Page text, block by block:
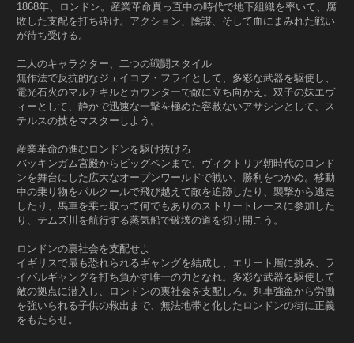
1868年、ロンドン。産業革命真っ直中の時代で地下組織を率いて、腐
敗した支配を打ち砕け。アクション、陰謀、そして血にまみれた戦い
が待ち受ける。
二人のキャラクター、二つの戦闘スタイル
無作法で反抗的なジェイコブ・フライとして、多彩な武器を駆使し、
電光石火のマルチキルとカウンターで敵に立ち向かえ。双子の妹エヴ
ィーとして、静かで迅速な一撃を極めた容赦ないアサシンとして、ス
テルスの技をマスターしよう。
産業革命の進むロンドンを駆け抜けろ
バッキンガム宮殿からビッグベンまで、ヴィクトリア朝時代のロンド
ンを舞台にした広大なオープンワールドで戦い、勝利をつかめ。移動
中の乗り物をパルクールで飛び越えて敵を追跡したり、襲撃から逃走
したり、馬車を乗っ取って何でもありのストリートレースに参加した
り、テムズ川を航行する蒸気船で破壊の道を切り開こう。
ロンドンの裏社会を支配せよ
イギリスで最も恐れられるギャングを結成し、エリート層に挑み、ラ
イバルギャングを打ち負かす唯一の力となれ。多彩な武器を駆使して
敵の拠点に潜入し、ロンドンの裏社会を支配しろ。列車強盗から労働
を強いられる子供の救出まで、無法地帯と化したロンドンの街に正義
をもたらせ。